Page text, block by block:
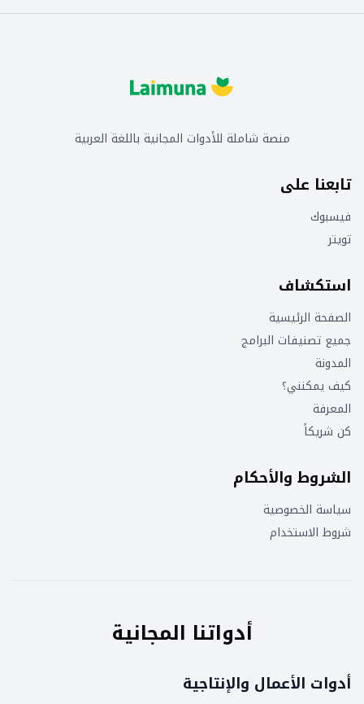
منصة شاملة للأدوات المجانية باللغة العربية
تابعنا على
فيسبوك
تويتر
استكشاف
الصفحة الرئيسية
جميع تصنيفات البرامج
المدونة
كيف يمكنني؟
المعرفة
كن شريكاً
الشروط والأحكام
سياسة الخصوصية
شروط الاستخدام
أدواتنا المجانية
أدوات الأعمال والإنتاجية